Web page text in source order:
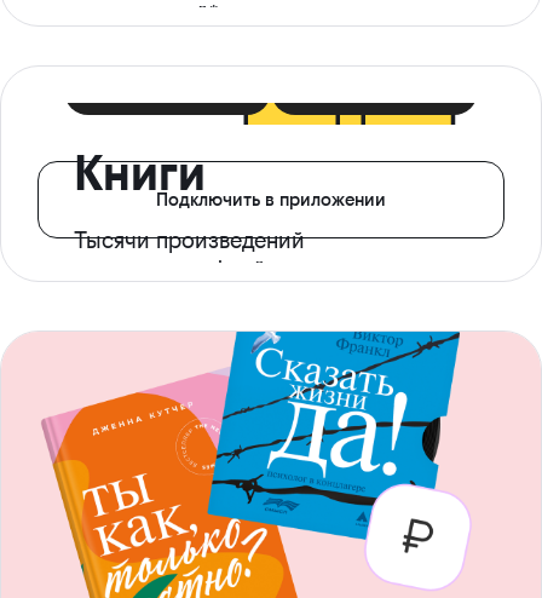
ограничений*
Книги
Тысячи произведений
с доступом офлайн
Подключить в приложении